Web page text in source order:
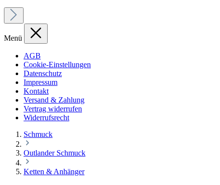
Menü
AGB
Cookie-Einstellungen
Datenschutz
Impressum
Kontakt
Versand & Zahlung
Vertrag widerrufen
Widerrufsrecht
Schmuck
Outlander Schmuck
Ketten & Anhänger